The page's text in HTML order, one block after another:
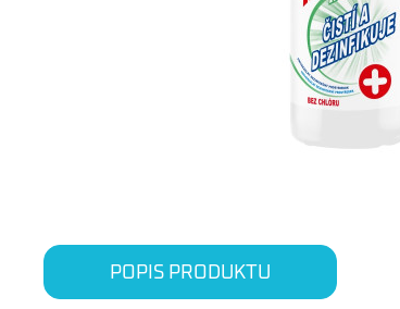
POPIS PRODUKTU